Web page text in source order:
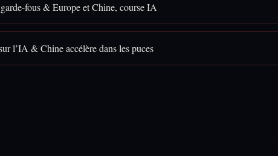
fous & Europe et Chine, course IA
l’IA & Chine accélère dans les puces